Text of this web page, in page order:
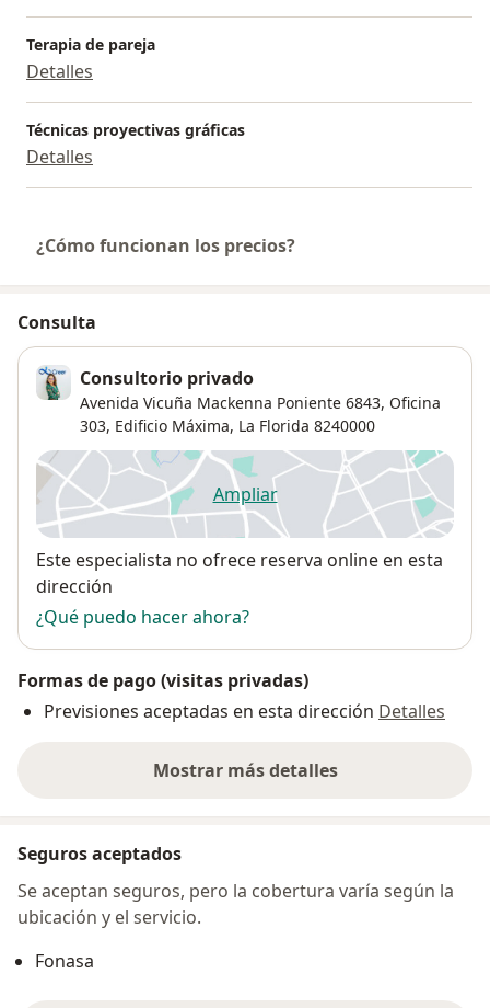
Terapia de pareja
Detalles
Técnicas proyectivas gráficas
Detalles
¿Cómo funcionan los precios?
Consulta
Consultorio privado
Avenida Vicuña Mackenna Poniente 6843, Oficina
303, Edificio Máxima, La Florida 8240000
Ampliarse abre en una nueva
Disponibilidad
Este especialista no ofrece reserva online en esta
dirección
¿Qué puedo hacer ahora?
Formas de pago (visitas privadas)
Previsiones aceptadas en esta dirección Detalles
Mostrar más detalles
sobre la dirección
Seguros aceptados
Se aceptan seguros, pero la cobertura varía según la
ubicación y el servicio.
Fonasa